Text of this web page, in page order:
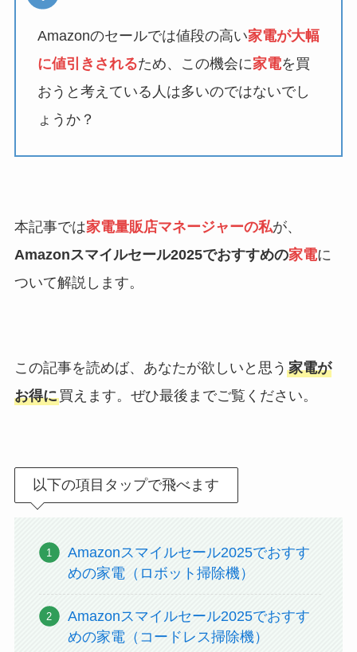
Amazonのセールでは値段の高い家電が大幅
に値引きされるため、この機会に家電を買
おうと考えている人は多いのではないでし
ょうか？
本記事では家電量販店マネージャーの私が、
Amazonスマイルセール2025でおすすめの家電に
ついて解説します。
この記事を読めば、あなたが欲しいと思う 家電が
お得に買えます。ぜひ最後までご覧ください。
以下の項目タップで飛べます
Amazonスマイルセール2025でおすす
めの家電（ロボット掃除機）
Amazonスマイルセール2025でおすす
めの家電（コードレス掃除機）